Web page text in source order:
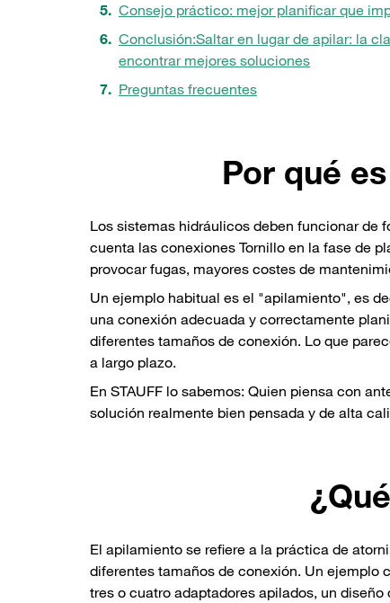
Consejo práctico: mejor planificar que
Conclusión:Saltar en lugar de apilar: la
encontrar mejores soluciones
Preguntas frecuentes
Por qué
Los sistemas hidráulicos deben funcionar de
cuenta las conexiones Tornillo en la fase de
provocar fugas, mayores costes de
Un ejemplo habitual es el "apilamiento", es
una conexión adecuada y correctamente
diferentes tamaños de conexión. Lo que
a largo plazo.
En STAUFF lo sabemos: Quien piensa con
solución realmente bien pensada y de alta
El apilamiento se refiere a la práctica de
diferentes tamaños de conexión. Un
tres o cuatro adaptadores apilados, un